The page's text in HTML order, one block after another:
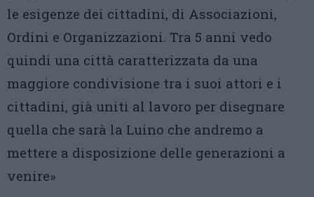
le esigenze dei cittadini, di Associazioni,
Ordini e Organizzazioni. Tra 5 anni vedo
quindi una città caratterizzata da una
maggiore condivisione tra i suoi attori e i
cittadini, già uniti al lavoro per disegnare
quella che sarà la Luino che andremo a
mettere a disposizione delle generazioni a
venire»